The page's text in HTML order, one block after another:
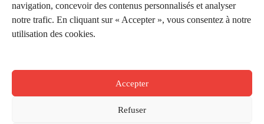
navigation, concevoir des contenus personnalisés et analyser
notre trafic. En cliquant sur « Accepter », vous consentez à notre
utilisation des cookies.
Accepter
Refuser
Application